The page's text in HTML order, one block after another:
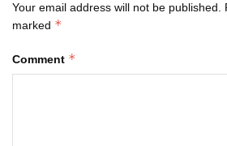
Your email address will not be published.
marked *
Comment *